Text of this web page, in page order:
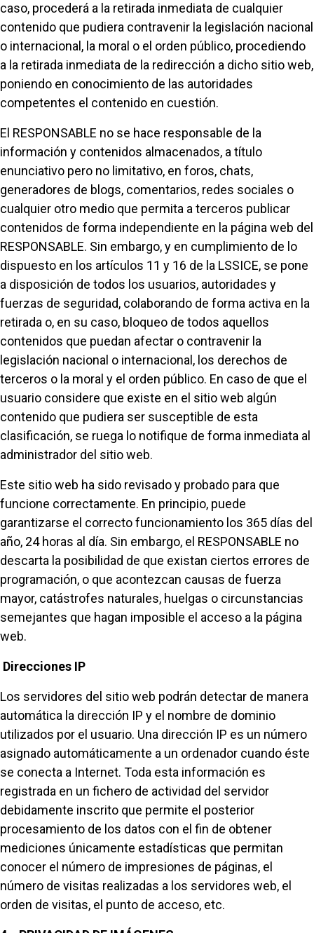
caso, procederá a la retirada inmediata de cualquier
contenido que pudiera contravenir la legislación nacional
o internacional, la moral o el orden público, procediendo
a la retirada inmediata de la redirección a dicho sitio web,
poniendo en conocimiento de las autoridades
competentes el contenido en cuestión.
El RESPONSABLE no se hace responsable de la
información y contenidos almacenados, a título
enunciativo pero no limitativo, en foros, chats,
generadores de blogs, comentarios, redes sociales o
cualquier otro medio que permita a terceros publicar
contenidos de forma independiente en la página web del
RESPONSABLE. Sin embargo, y en cumplimiento de lo
dispuesto en los artículos 11 y 16 de la LSSICE, se pone
a disposición de todos los usuarios, autoridades y
fuerzas de seguridad, colaborando de forma activa en la
retirada o, en su caso, bloqueo de todos aquellos
contenidos que puedan afectar o contravenir la
legislación nacional o internacional, los derechos de
terceros o la moral y el orden público. En caso de que el
usuario considere que existe en el sitio web algún
contenido que pudiera ser susceptible de esta
clasificación, se ruega lo notifique de forma inmediata al
administrador del sitio web.
Este sitio web ha sido revisado y probado para que
funcione correctamente. En principio, puede
garantizarse el correcto funcionamiento los 365 días del
año, 24 horas al día. Sin embargo, el RESPONSABLE no
descarta la posibilidad de que existan ciertos errores de
programación, o que acontezcan causas de fuerza
mayor, catástrofes naturales, huelgas o circunstancias
semejantes que hagan imposible el acceso a la página
web.
Direcciones IP
Los servidores del sitio web podrán detectar de manera
automática la dirección IP y el nombre de dominio
utilizados por el usuario. Una dirección IP es un número
asignado automáticamente a un ordenador cuando éste
se conecta a Internet. Toda esta información es
registrada en un fichero de actividad del servidor
debidamente inscrito que permite el posterior
procesamiento de los datos con el fin de obtener
mediciones únicamente estadísticas que permitan
conocer el número de impresiones de páginas, el
número de visitas realizadas a los servidores web, el
orden de visitas, el punto de acceso, etc.